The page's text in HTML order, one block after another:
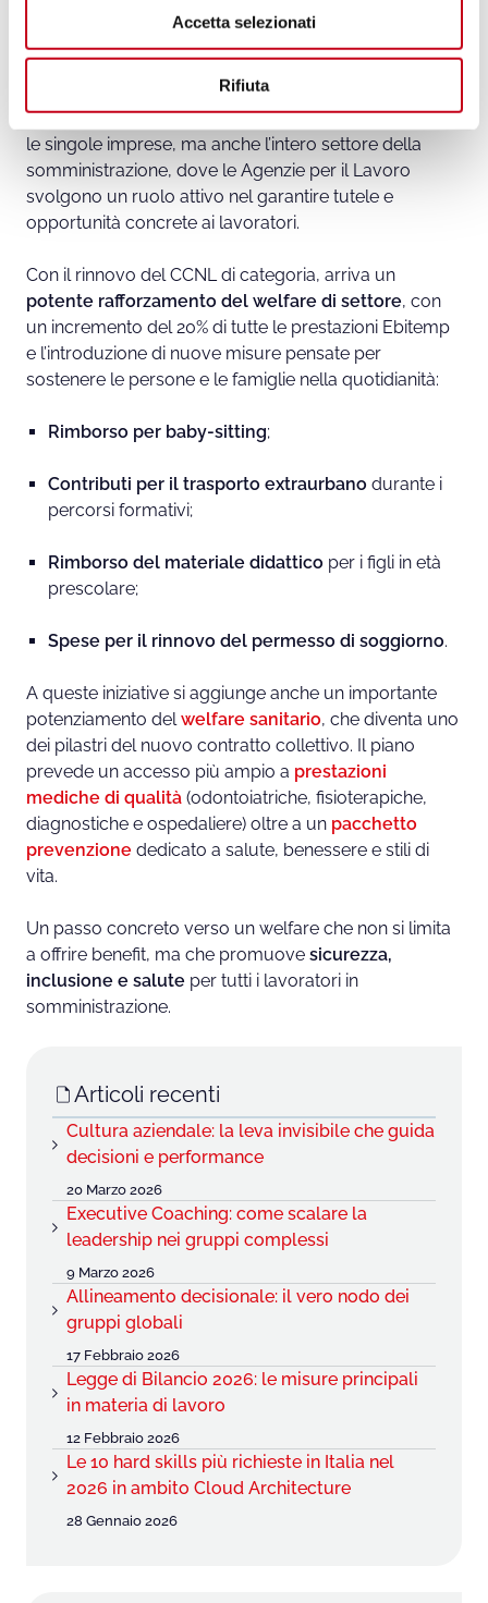
Accetta selezionati
Rifiuta
Welfare aziendale: le novità per i
lavoratori in somministrazione
L’evoluzione del welfare aziendale non riguarda solo
le singole imprese, ma anche l’intero settore della
somministrazione, dove le Agenzie per il Lavoro
svolgono un ruolo attivo nel garantire tutele e
opportunità concrete ai lavoratori.
Con il rinnovo del CCNL di categoria, arriva un
potente rafforzamento del welfare di settore, con
un incremento del 20% di tutte le prestazioni Ebitemp
e l’introduzione di nuove misure pensate per
sostenere le persone e le famiglie nella quotidianità:
Rimborso per baby-sitting;
Contributi per il trasporto extraurbano durante i
percorsi formativi;
Rimborso del materiale didattico per i figli in età
prescolare;
Spese per il rinnovo del permesso di soggiorno.
A queste iniziative si aggiunge anche un importante
potenziamento delwelfare sanitario, che diventa uno
dei pilastri del nuovo contratto collettivo. Il piano
prevede un accesso più ampio a prestazioni
mediche di qualità (odontoiatriche, fisioterapiche,
diagnostiche e ospedaliere) oltre a un pacchetto
prevenzione dedicato a salute, benessere e stili di
vita.
Un passo concreto verso un welfare che non si limita
a offrire benefit, ma che promuove sicurezza,
inclusione e salute per tutti i lavoratori in
somministrazione.
Articoli recenti
Cultura aziendale: la leva invisibile che guida
decisioni e performance
20 Marzo 2026
Executive Coaching: come scalare la
leadership nei gruppi complessi
9 Marzo 2026
Allineamento decisionale: il vero nodo dei
gruppi globali
17 Febbraio 2026
Legge di Bilancio 2026: le misure principali
in materia di lavoro
12 Febbraio 2026
Le 10 hard skills più richieste in Italia nel
2026 in ambito Cloud Architecture
28 Gennaio 2026